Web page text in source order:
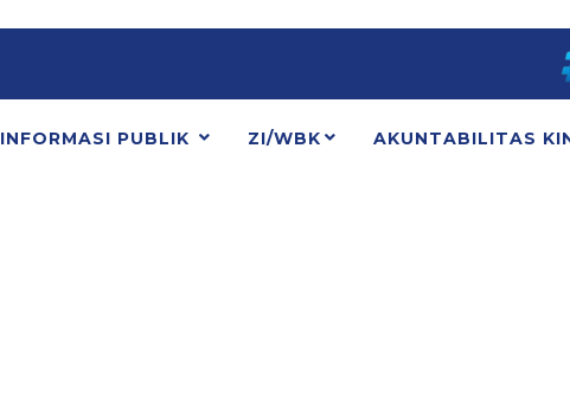
INFORMASI PUBLIK ZI/WBK AKUNTABILITAS